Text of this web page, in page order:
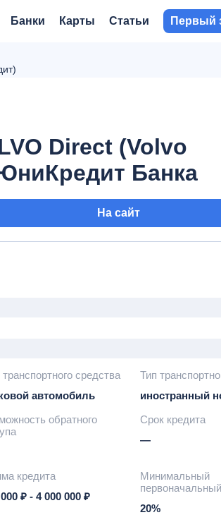
Банки Карты Статьи Первый
Direct (Volvo
Банка
На сайт
средства
автомобиль
Тип
иностранный
обратного
Срок кредита
—
кредита
₽ - 4 000 000 ₽
Минимальный
20%